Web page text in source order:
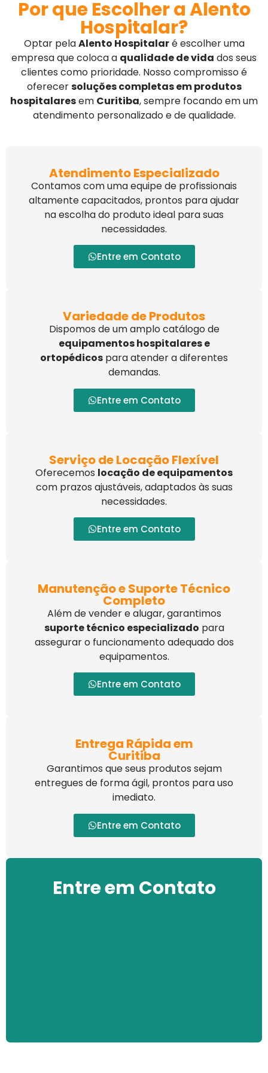
Por que Escolher a Alento
Hospitalar?
Optar pelaAlento Hospitalaré escolher uma
empresa que coloca a qualidade de vida dos seus
clientes como prioridade. Nosso compromisso é
oferecersoluções completas em produtos
hospitalaresem Curitiba, sempre focando em um
atendimento personalizado e de qualidade.
Atendimento Especializado
Contamos com uma equipe de profissionais
altamente capacitados, prontos para ajudar
na escolha do produto ideal para suas
necessidades.
Entre em Contato
Variedade de Produtos
Dispomos de um amplo catálogo de
equipamentos hospitalares e
ortopédicos para atender a diferentes
demandas.
Entre em Contato
Serviço de Locação Flexível
Oferecemos locação de equipamentos
com prazos ajustáveis, adaptados às suas
necessidades.
Entre em Contato
Manutenção e Suporte Técnico
Completo
Além de vender e alugar, garantimos
suporte técnico especializado para
assegurar o funcionamento adequado dos
equipamentos.
Entre em Contato
Entrega Rápida em
Curitiba
Garantimos que seus produtos sejam
entregues de forma ágil, prontos para uso
imediato.
Entre em Contato
Entre em Contato